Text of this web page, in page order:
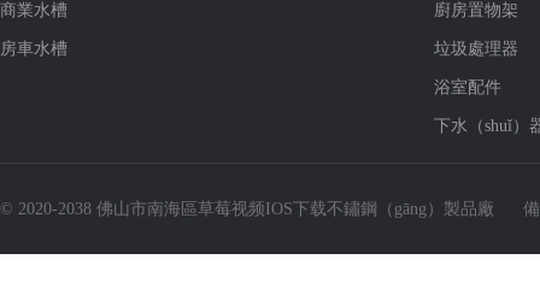
商業水槽
房車水槽
廚房置物架
垃圾處理器
浴室配件
下水（shuǐ）
© 2020-2038 佛山市南海區草莓视频IOS下载不鏽鋼（gāng）製品廠